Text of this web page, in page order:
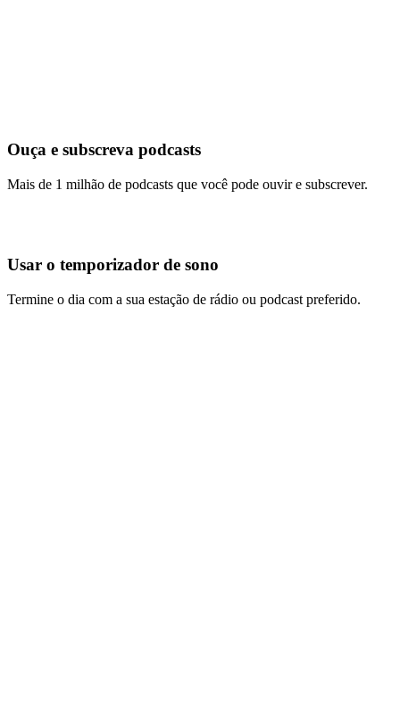
Ouça e subscreva podcasts
Mais de 1 milhão de podcasts que você pode ouvir e subscrever.
Usar o temporizador de sono
Termine o dia com a sua estação de rádio ou podcast preferido.